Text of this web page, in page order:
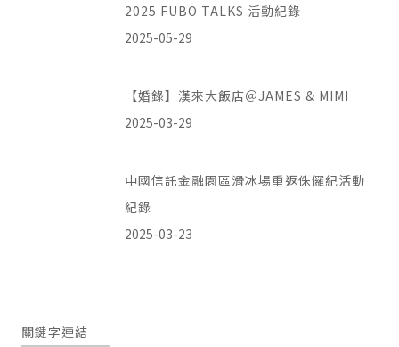
2025 FUBO TALKS 活動紀錄
2025-05-29
【婚錄】漢來大飯店＠JAMES & MIMI
2025-03-29
中國信託金融園區滑冰場重返侏儸紀活動
紀錄
2025-03-23
關鍵字連結